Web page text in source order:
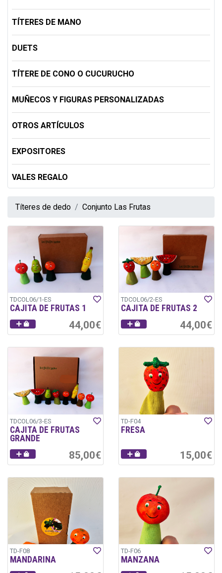
TÍTERES DE MANO
DUETS
TÍTERE DE CONO O CUCURUCHO
MUÑECOS Y FIGURAS PERSONALIZADAS
OTROS ARTÍCULOS
EXPOSITORES
VALES REGALO
Títeres de dedo Conjunto Las Frutas
TDCOL06/1-ES
CAJITA DE FRUTAS 1
44,00€
TDCOL06/2-ES
CAJITA DE FRUTAS 2
44,00€
TDCOL06/3-ES
CAJITA DE FRUTAS
GRANDE
85,00€
TD-F04
FRESA
15,00€
TD-F08
MANDARINA
TD-F06
MANZANA